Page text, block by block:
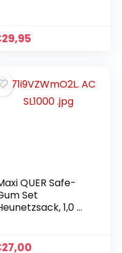
29,95
QUER Safe-
Set
1,0 m
27,00